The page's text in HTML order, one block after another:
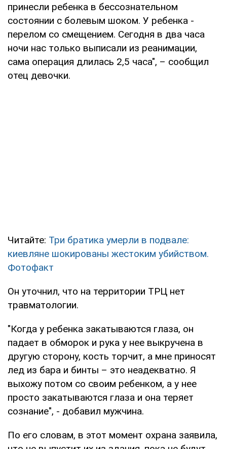
принесли ребенка в бессознательном
состоянии с болевым шоком. У ребенка -
перелом со смещением. Сегодня в два часа
ночи нас только выписали из реанимации,
сама операция длилась 2,5 часа", – сообщил
отец девочки.
Читайте: Три братика умерли в подвале:
киевляне шокированы жестоким убийством.
Фотофакт
Он уточнил, что на территории ТРЦ нет
травматологии.
"Когда у ребенка закатываются глаза, он
падает в обморок и рука у нее выкручена в
другую сторону, кость торчит, а мне приносят
лед из бара и бинты – это неадекватно. Я
выхожу потом со своим ребенком, а у нее
просто закатываются глаза и она теряет
сознание", - добавил мужчина.
По его словам, в этот момент охрана заявила,